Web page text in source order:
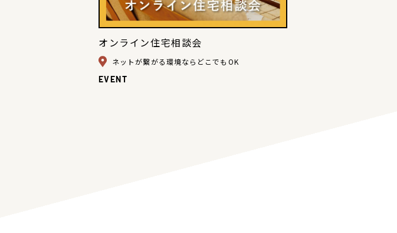
オンライン住宅相談会
ネットが繋がる環境ならどこでもOK
EVENT